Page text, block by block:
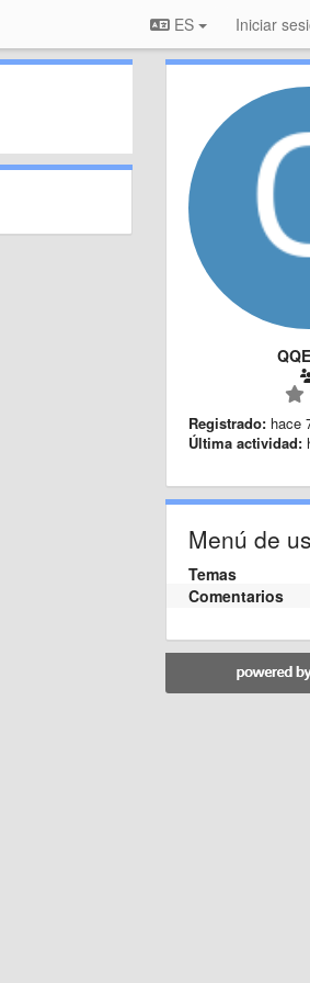
ES Iniciar
Registrado: hace
Última actividad:
Menú de
Temas
Comentarios